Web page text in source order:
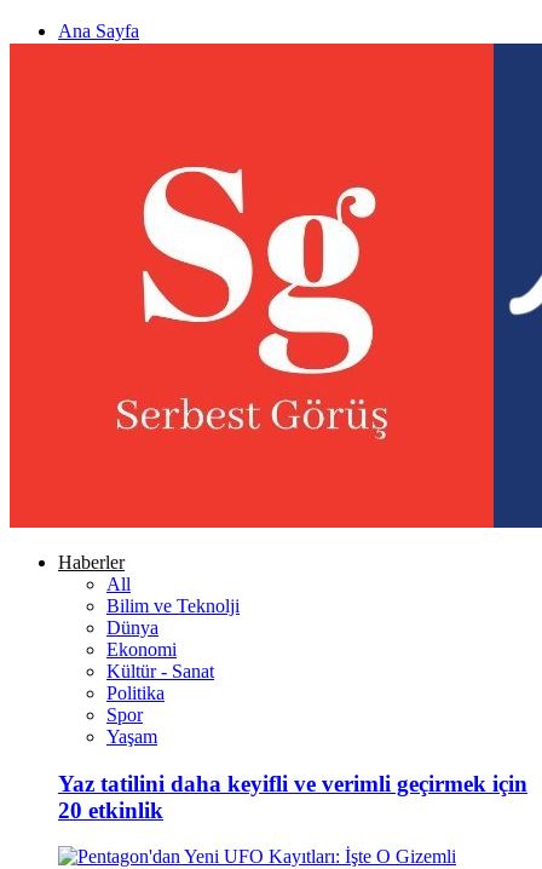
Ana Sayfa
Haberler
All
Bilim ve Teknolji
Dünya
Ekonomi
Kültür - Sanat
Politika
Spor
Yaşam
Yaz tatilini daha keyifli ve verimli geçirmek için
20 etkinlik